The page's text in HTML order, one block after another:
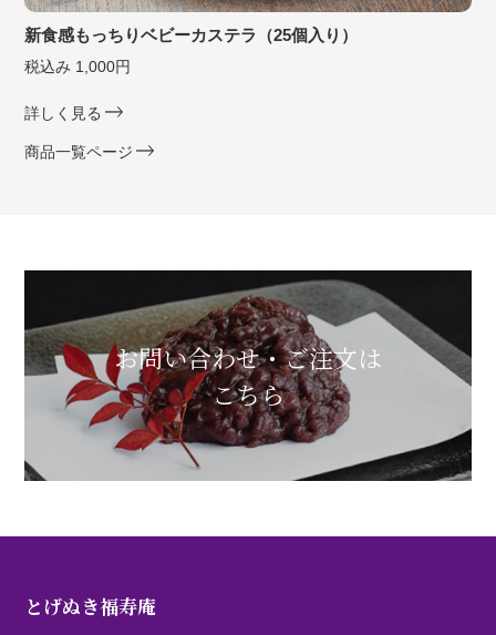
新食感もっちりベビーカステラ（25個入り）
税込み 1,000円
詳しく見る
商品一覧ページ
お問い合わせ・ご注文は
こちら
とげぬき福寿庵